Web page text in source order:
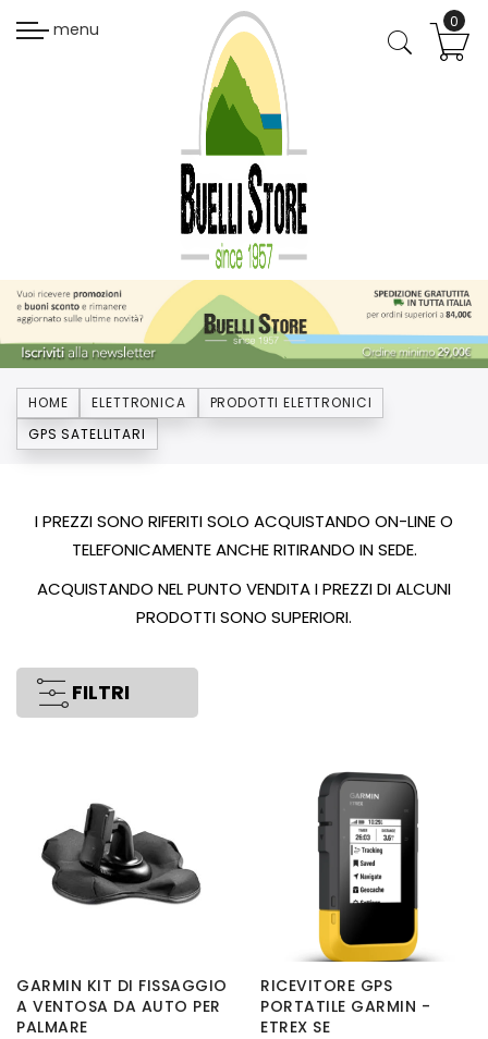
menu
HOME ELETTRONICA
PRODOTTI ELETTRONICI
GPS SATELLITARI
I PREZZI SONO RIFERITI SOLO ACQUISTANDO ON-LINE O
TELEFONICAMENTE ANCHE RITIRANDO IN SEDE.
ACQUISTANDO NEL PUNTO VENDITA I PREZZI DI ALCUNI
PRODOTTI SONO SUPERIORI.
FILTRI
GARMIN KIT DI FISSAGGIO
A VENTOSA DA AUTO PER
PALMARE
RICEVITORE GPS
PORTATILE GARMIN -
ETREX SE